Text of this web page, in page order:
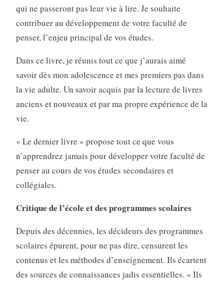
qui ne passeront pas leur vie à lire. Je souhaite
contribuer au développement de votre faculté de
penser, l’enjeu principal de vos études.
Dans ce livre, je réunis tout ce que j’aurais aimé
savoir dès mon adolescence et mes premiers pas dans
la vie adulte. Un savoir acquis par la lecture de livres
anciens et nouveaux et par ma propre expérience de la
vie.
« Le dernier livre » propose tout ce que vous
n’apprendrez jamais pour développer votre faculté de
penser au cours de vos études secondaires et
collégiales.
Critique de l’école et des programmes scolaires
Depuis des décennies, les décideurs des programmes
scolaires épurent, pour ne pas dire, censurent les
contenus et les méthodes d’enseignement. Ils écartent
des sources de connaissances jadis essentielles. « Ils